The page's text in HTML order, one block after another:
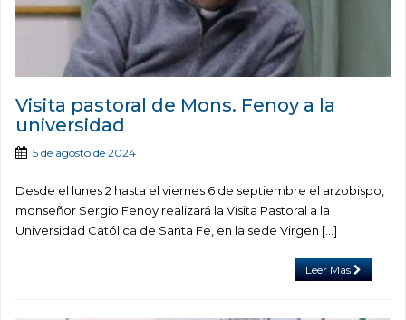
Visita pastoral de Mons. Fenoy a la
universidad
5 de agosto de 2024
Desde el lunes 2 hasta el viernes 6 de septiembre el arzobispo,
monseñor Sergio Fenoy realizará la Visita Pastoral a la
Universidad Católica de Santa Fe, en la sede Virgen […]
Leer Más